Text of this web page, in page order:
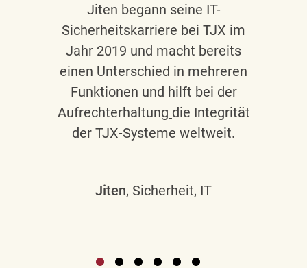
Jiten begann seine IT-
Sicherheitskarriere bei TJX im
Jahr 2019 und macht bereits
einen Unterschied in mehreren
Funktionen und hilft bei der
Aufrechterhaltung die Integrität
der TJX-Systeme weltweit.
Jiten, Sicherheit, IT